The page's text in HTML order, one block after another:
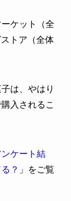
ケット（全
トア（全体
は、やはり
入されるこ
ンケート結
？ 」をご覧